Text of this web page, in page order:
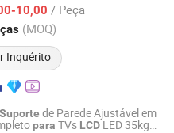
10,00 / Peça
(MOQ)
Inquérito
2007
Suporte de Parede Ajustável em
para TVs LCD LED 35kg